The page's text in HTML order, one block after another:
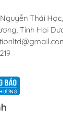
Thái
Tỉnh Hải